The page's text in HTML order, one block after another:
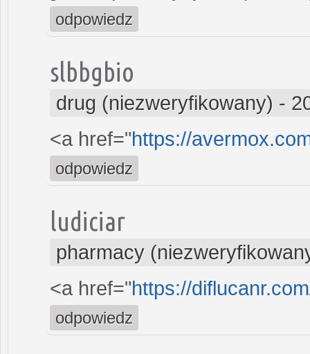
odpowiedz
slbbgbio
drug (niezweryfikowany) -
<a href="https://
odpowiedz
ludiciar
pharmacy
<a href="https://
odpowiedz